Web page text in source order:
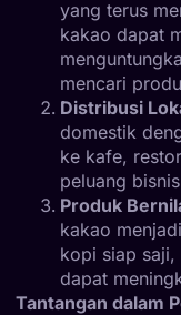
yang terus
kakao dapat
mencari
Distribusi
domestik
ke kafe,
peluang
Produk
kakao
kopi siap saji,
dapat
Tantangan dalam